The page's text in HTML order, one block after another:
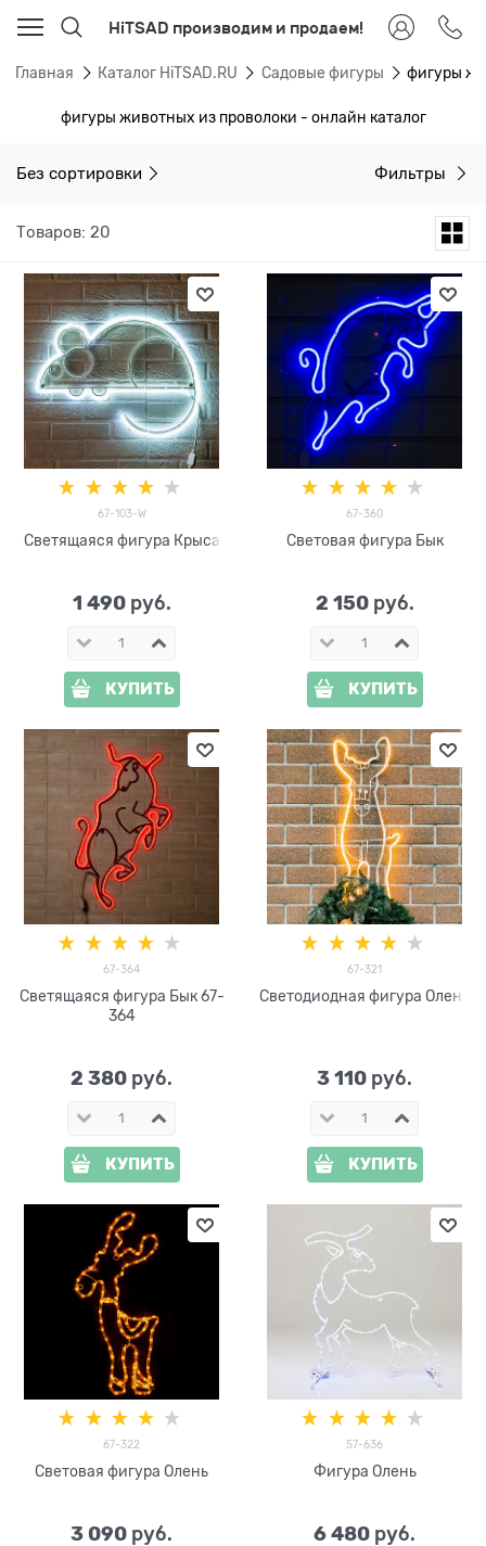
HiTSAD производим и продаем!
Главная Каталог HiTSAD.RU Садовые фигуры фигуры
фигуры животных из проволоки - онлайн каталог
Без сортировки Фильтры
Товаров: 20
67-103-W
Светящаяся фигура Крыса
1 490 руб.
КУПИТЬ
67-360
Световая фигура Бык
2 150 руб.
КУПИТЬ
67-364
Светящаяся фигура Бык 67-
364
2 380 руб.
КУПИТЬ
67-321
Светодиодная фигура Олень
3 110 руб.
КУПИТЬ
67-322
Световая фигура Олень
3 090 руб.
57-636
Фигура Олень
6 480 руб.